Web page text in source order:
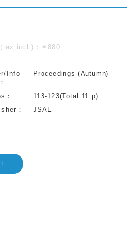
incl.)：￥880
Info
Proceedings (Autumn)
113-123(Total 11 p)
JSAE